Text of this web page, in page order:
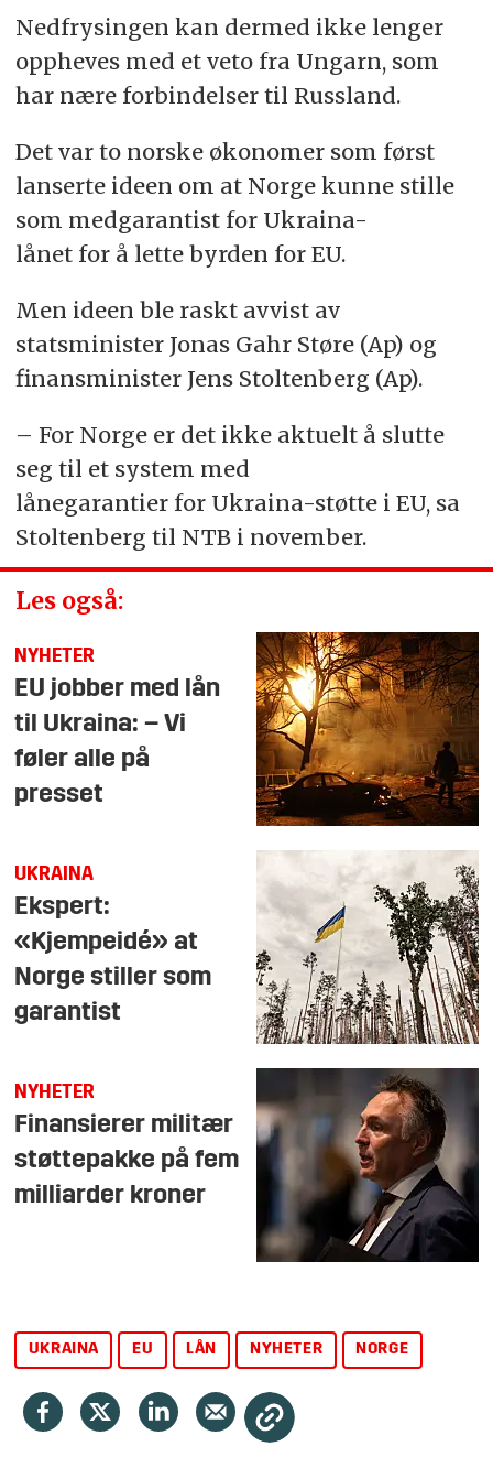
Nedfrysingen kan dermed ikke lenger
oppheves med et veto fra Ungarn, som
har nære forbindelser til Russland.
Det var to norske økonomer som først
lanserte ideen om at Norge kunne stille
som medgarantist for Ukraina-
lånet for å lette byrden for EU.
Men ideen ble raskt avvist av
statsminister Jonas Gahr Støre (Ap) og
finansminister Jens Stoltenberg (Ap).
– For Norge er det ikke aktuelt å slutte
seg til et system med
lånegarantier for Ukraina-støtte i EU, sa
Stoltenberg til NTB i november.
Les også:
NYHETER
EU jobber med lån
til Ukraina: – Vi
føler alle på
presset
UKRAINA
Ekspert:
«Kjempeidé» at
Norge stiller som
garantist
NYHETER
Finansierer militær
støttepakke på fem
milliarder kroner
UKRAINA EU LÅN NYHETER NORGE